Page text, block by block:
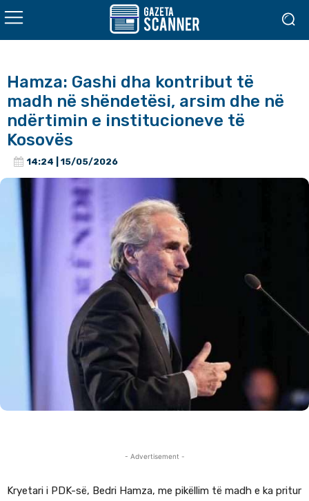
Hamza: Gashi dha kontribut të
madh në shëndetësi, arsim dhe në
ndërtimin e institucioneve të
Kosovës
14:24 | 15/05/2026
- Advertisement -
Kryetari i PDK-së, Bedri Hamza, me pikëllim të madh e ka pritur